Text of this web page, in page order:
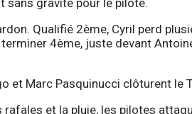
sans gravité pour le pilote.
Qualifié 2ème, Cyril perd
4ème, juste devant
et Marc Pasquinucci clôturent le
rafales et la pluie, les pilotes